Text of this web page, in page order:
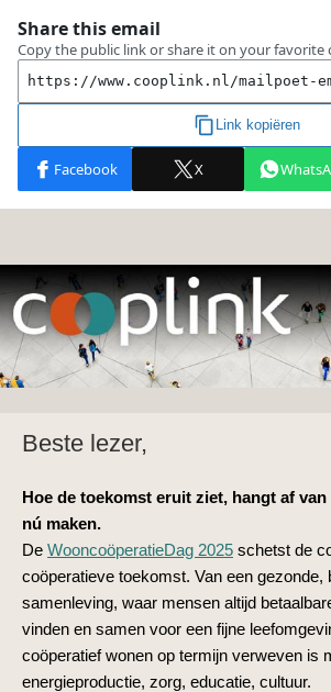
Beste lezer,
Hoe de toekomst eruit ziet, hangt af
nú maken.
De WooncoöperatieDag 2025 schetst de
coöperatieve toekomst. Van een gezonde,
samenleving, waar mensen altijd
vinden en samen voor een fijne
coöperatief wonen op termijn verweven is
energieproductie, zorg, educatie, cultuur.